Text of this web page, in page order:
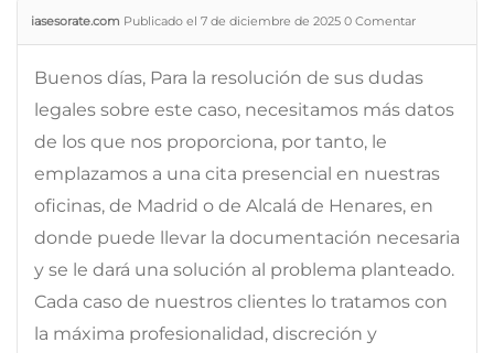
iasesorate.com Publicado el 7 de diciembre de 2025 0 Comentar
Buenos días, Para la resolución de sus dudas
legales sobre este caso, necesitamos más datos
de los que nos proporciona, por tanto, le
emplazamos a una cita presencial en nuestras
oficinas, de Madrid o de Alcalá de Henares, en
donde puede llevar la documentación necesaria
y se le dará una solución al problema planteado.
Cada caso de nuestros clientes lo tratamos con
la máxima profesionalidad, discreción y